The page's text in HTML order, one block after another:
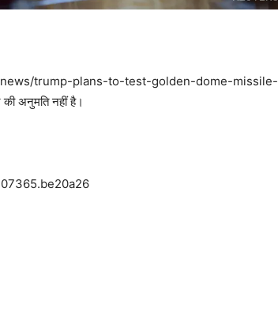
news/trump-plans-to-test-golden-dome-missile-
अनुमति नहीं है।